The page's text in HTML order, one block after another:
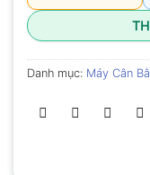
Danh mục: Máy Cân